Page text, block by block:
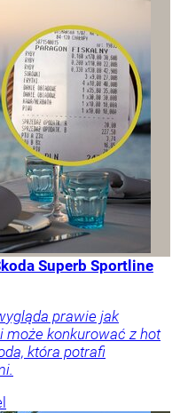
Superb Sportline
prawie jak
może konkurować z hot
która potrafi